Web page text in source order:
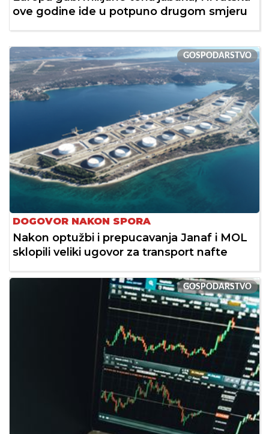
ove godine ide u potpuno drugom smjeru
GOSPODARSTVO
DOGOVOR NAKON SPORA
Nakon optužbi i prepucavanja Janaf i MOL
sklopili veliki ugovor za transport nafte
GOSPODARSTVO